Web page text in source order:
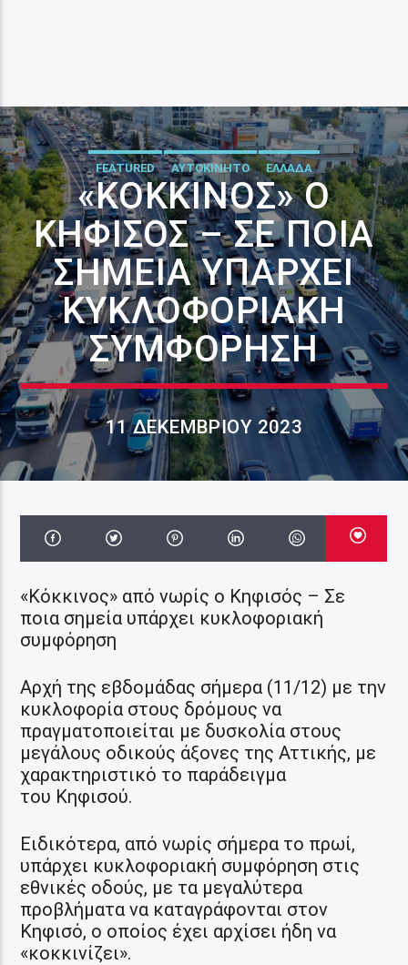
FEATURED ΑΥΤΟΚΙΝΗΤΟ ΕΛΛΑΔΑ
«ΚΌΚΚΙΝΟΣ» Ο
ΚΗΦΙΣΌΣ – ΣΕ ΠΟΙΑ
ΣΗΜΕΊΑ ΥΠΆΡΧΕΙ
ΚΥΚΛΟΦΟΡΙΑΚΉ
ΣΥΜΦΌΡΗΣΗ
11 ΔΕΚΕΜΒΡΊΟΥ 2023
«Κόκκινος» από νωρίς ο Κηφισός – Σε
ποια σημεία υπάρχει κυκλοφοριακή
συμφόρηση
Αρχή της εβδομάδας σήμερα (11/12) με την
κυκλοφορία στους δρόμους να
πραγματοποιείται με δυσκολία στους
μεγάλους οδικούς άξονες της Αττικής, με
χαρακτηριστικό το παράδειγμα
του Κηφισού.
Ειδικότερα, από νωρίς σήμερα το πρωί,
υπάρχει κυκλοφοριακή συμφόρηση στις
εθνικές οδούς, με τα μεγαλύτερα
προβλήματα να καταγράφονται στον
Κηφισό, ο οποίος έχει αρχίσει ήδη να
«κοκκινίζει».